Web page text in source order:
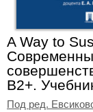
A Way to
B2+.
Под ред.